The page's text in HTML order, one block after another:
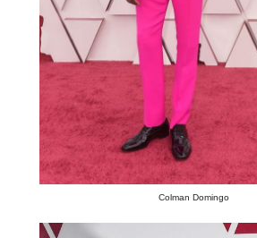
Colman Domingo